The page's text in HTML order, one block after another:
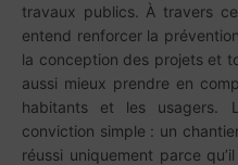
travaux publics. À travers
entend renforcer la
la conception des projets et
aussi mieux prendre en
habitants et les usagers.
conviction simple : un
réussi uniquement parce